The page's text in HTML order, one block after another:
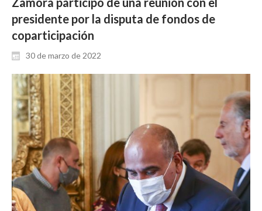
presidente por la disputa de fondos de
coparticipación
30 de marzo de 2022